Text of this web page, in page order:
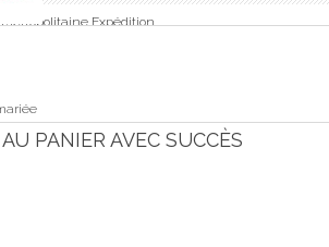
MétropolitaineExpédition
PANIER AVEC SUCCÈS